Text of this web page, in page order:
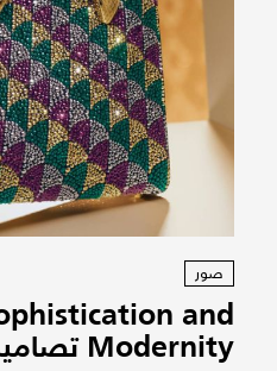
صور
and
Modernity تصاميم استثنائية